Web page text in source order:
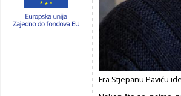
Fra Stjepanu Paviću